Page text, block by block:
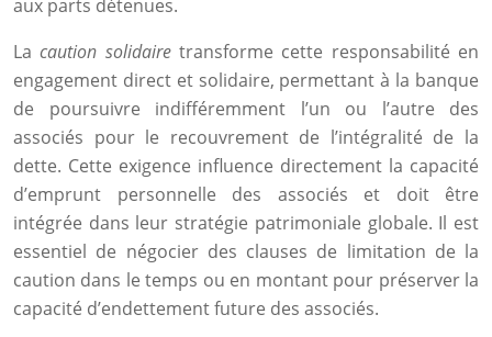
aux parts détenues.
Lacaution solidairetransforme cette responsabilité en
engagement direct et solidaire, permettant à la banque
de poursuivre indifféremment l’un ou l’autre des
associés pour le recouvrement de l’intégralité de la
dette. Cette exigence influence directement la capacité
d’emprunt personnelle des associés et doit être
intégrée dans leur stratégie patrimoniale globale. Il est
essentiel de négocier des clauses de limitation de la
caution dans le temps ou en montant pour préserver la
capacité d’endettement future des associés.